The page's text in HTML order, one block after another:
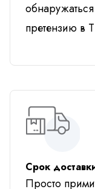
претензию в
Срок
Просто